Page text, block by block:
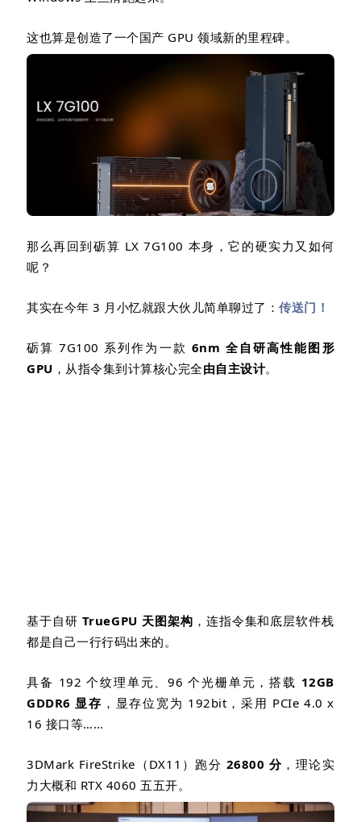
这也算是创造了一个国产 GPU领域新的里程碑。
那么再回到砺算 LX 7G100 本身，它的硬实力又如何
呢？
其实在今年3 月小忆就跟大伙儿简单聊过了：传送门！
砺算7G100 系列作为一款 6nm 全自研高性能图形
GPU ，从指令集到计算核心完全由自主设计。
基于自研 TrueGPU 天图架构 ，连指令集和底层软件栈
都是自己一行行码出来的。
具备 192个纹理单元、96个光栅单元，搭载 12GB
GDDR6显存 ，显存位宽为 192bit ，采用 PCIe 4.0 x
16 接口等……
3DMark FireStrike （ DX11 ）跑分 26800 分 ，理论实
力大概和 RTX 4060五五开。